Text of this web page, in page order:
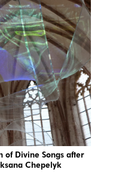
of Divine Songs after
Chepelyk